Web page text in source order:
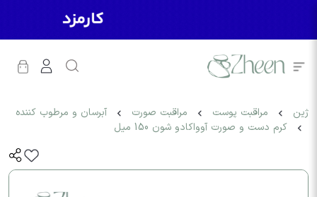
ژین مراقبت پوست مراقبت صورت
آبرسان و مرطوب کننده
کرم دست و صورت آوواکادو شون 150 میل